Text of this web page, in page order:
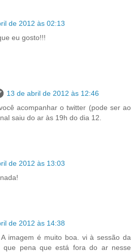
de 2012 às 02:13
eu gosto!!!
13 de abril de 2012 às 12:46
acompanhar o twitter (pode ser ao
saiu do ar às 19h do dia 12.
de 2012 às 13:03
de 2012 às 14:38
imagem é muito boa. vi à sessão da
que pena que está fora do ar nesse